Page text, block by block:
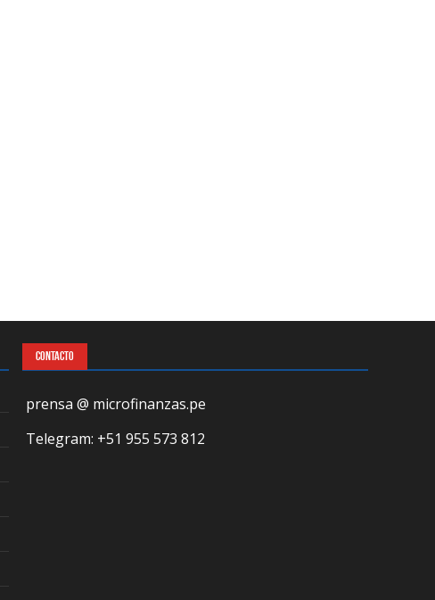
CONTACTO
prensa @ microfinanzas.pe
Telegram: +51 955 573 812